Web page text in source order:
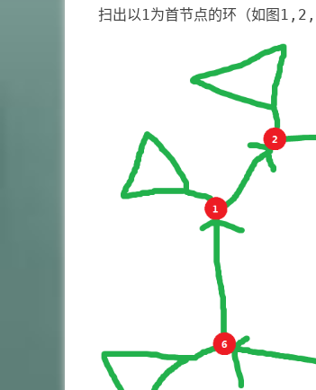
扫出以1为首节点的环（如图